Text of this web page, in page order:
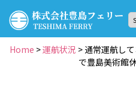
Skip
to
content
株式会社豊島(てしま)フェリ
高松⇔豊島(てしま)まで約35
ェリーチャーターのことな
Home >運航状況 > 通常運航し
で豊島美術館